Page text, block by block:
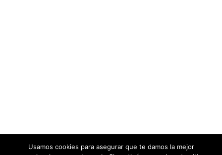
Usamos cookies para asegurar que te damos la mejor